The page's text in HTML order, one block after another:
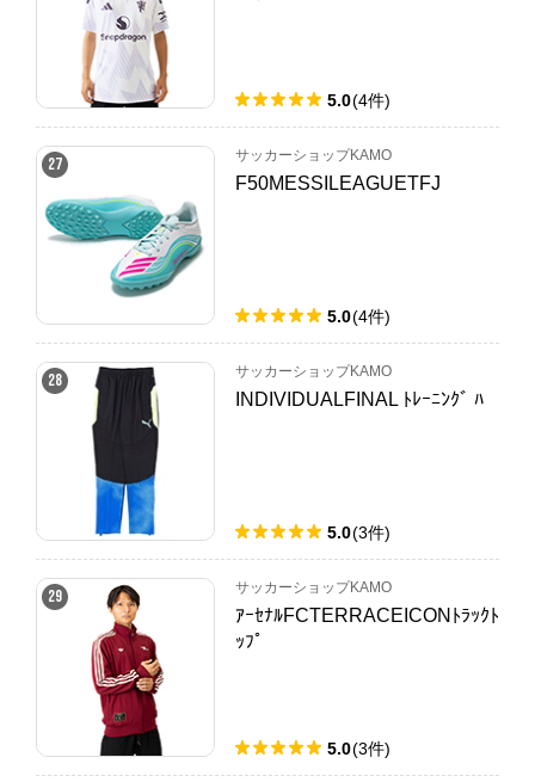
5.0(4件)
27 サッカーショップKAMO
F50MESSILEAGUETFJ
5.0(4件)
28 サッカーショップKAMO
INDIVIDUALFINAL ﾄﾚｰﾆﾝｸﾞ ﾊ
5.0(3件)
29 サッカーショップKAMO
ｱｰｾﾅﾙFCTERRACEICONﾄﾗｯｸﾄ
ｯﾌﾟ
5.0(3件)